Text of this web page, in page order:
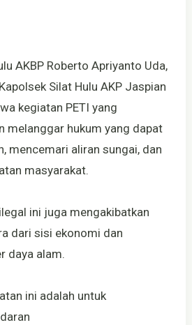
AKBP Roberto Apriyanto Uda,
Silat Hulu AKP Jaspian
kegiatan PETI yang
melanggar hukum yang dapat
mencemari aliran sungai, dan
masyarakat.
ini juga mengakibatkan
dari sisi ekonomi dan
daya alam.
ini adalah untuk